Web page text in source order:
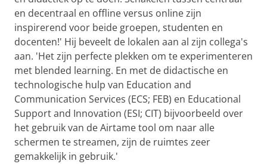
en decentraal en offline versus online zijn
inspirerend voor beide groepen, studenten en
docenten!' Hij beveelt de lokalen aan al zijn collega's
aan. 'Het zijn perfecte plekken om te experimenteren
met blended learning. En met de didactische en
technologische hulp van Education and
Communication Services (ECS; FEB) en Educational
Support and Innovation (ESI; CIT) bijvoorbeeld over
het gebruik van de Airtame tool om naar alle
schermen te streamen, zijn de ruimtes zeer
gemakkelijk in gebruik.'